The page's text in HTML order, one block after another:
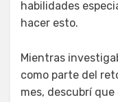
habilidades
hacer esto.
Mientras
como parte del
mes, descubrí